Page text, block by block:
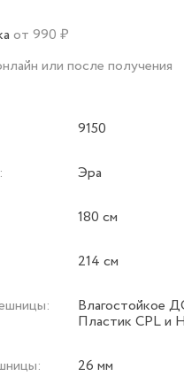
от 990 ₽
или после получения
9150
Эра
180 см
214 см
Влагостойкое
Пластик CPL и
26 мм